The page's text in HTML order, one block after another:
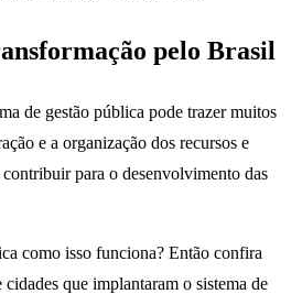
pelo Brasil
de gestão pública pode trazer muitos
e a organização dos recursos e
para o desenvolvimento das
como isso funciona? Então confira
cidades que implantaram o sistema de